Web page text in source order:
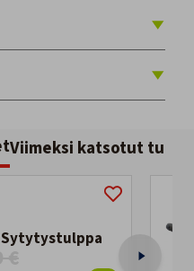
Viimeksi katsotut
Sytytystulppa